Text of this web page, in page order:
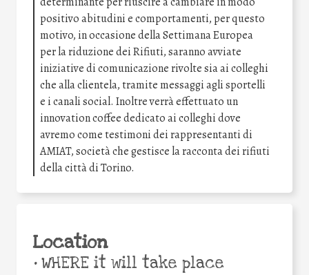
positivo abitudini e comportamenti, per questo
motivo, in occasione della Settimana Europea
per la riduzione dei Rifiuti, saranno avviate
iniziative di comunicazione rivolte sia ai colleghi
che alla clientela, tramite messaggi agli sportelli
e i canali social. Inoltre verrà effettuato un
innovation coffee dedicato ai colleghi dove
avremo come testimoni dei rappresentanti di
AMIAT, società che gestisce la racconta dei rifiuti
della città di Torino.
Location
•WHERE it will take place